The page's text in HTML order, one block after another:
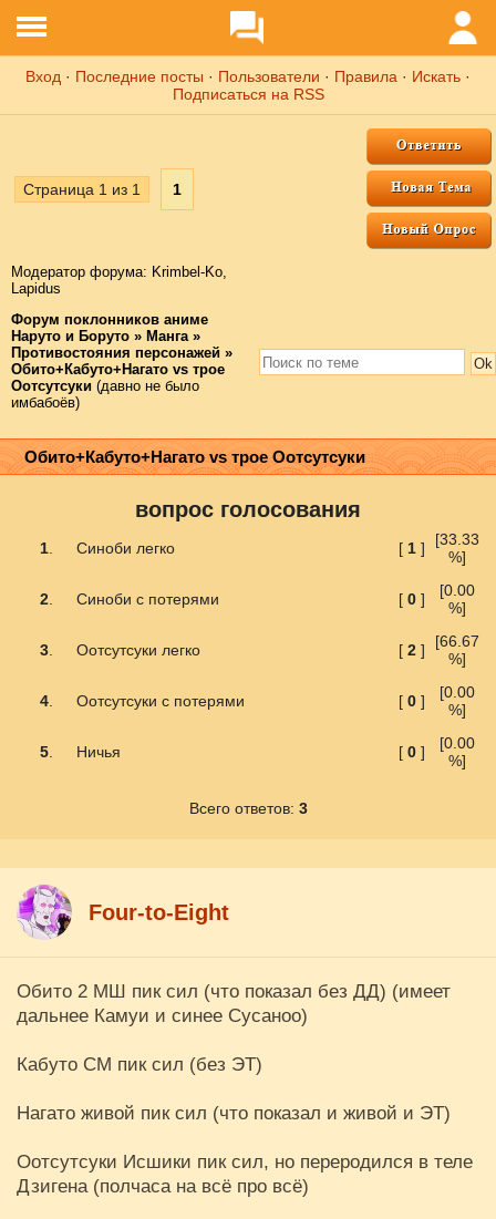
Вход · Последние посты · Пользователи · Правила · Искать ·
Подписаться на RSS
Страница 1 из 1 1
Модератор форума: Krimbel-Ko,
Lapidus
Форум поклонников аниме
Наруто и Боруто » Манга »
Противостояния персонажей »
Обито+Кабуто+Нагато vs трое
Оотсутсуки (давно не было
имбабоёв)
Обито+Кабуто+Нагато vs трое Оотсутсуки
вопрос голосования
1 Синоби легко [ 1]
[33.33
%]
2 Синоби с потерями [ 0]
[0.00
%]
3 Оотсутсуки легко [ 2]
[66.67
%]
4 Оотсутсуки с потерями [ 0]
[0.00
%]
5 Ничья [ 0]
[0.00
%]
Всего ответов: 3
Four-to-Eight
Обито 2 МШ пик сил (что показал без ДД) (имеет
дальнее Камуи и синее Сусаноо)
Кабуто СМ пик сил (без ЭТ)
Нагато живой пик сил (что показал и живой и ЭТ)
Оотсутсуки Исшики пик сил, но переродился в теле
Дзигена (полчаса на всё про всё)